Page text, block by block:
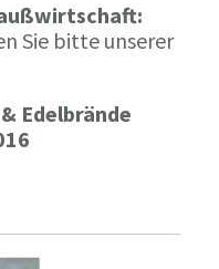
Sie bitte unserer
Edelbrände